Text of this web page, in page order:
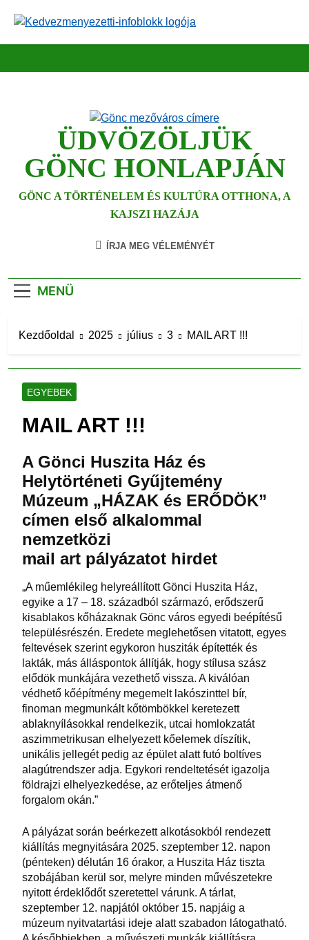
ÜDVÖZÖLJÜK
GÖNC HONLAPJÁN
GÖNC A TÖRTÉNELEM ÉS KULTÚRA OTTHONA, A
KAJSZI HAZÁJA
ÍRJA MEG VÉLEMÉNYÉT
MENÜ
Kezdőoldal 2025 július 3 MAIL ART !!!
EGYEBEK
MAIL ART !!!
A Gönci Huszita Ház és
Helytörténeti Gyűjtemény
Múzeum „HÁZAK és ERŐDÖK”
címen első alkalommal
nemzetközi
mail art pályázatot hirdet
„A műemlékileg helyreállított Gönci Huszita Ház,
egyike a 17 – 18. századból származó, erődszerű
kisablakos kőházaknak Gönc város egyedi beépítésű
településrészén. Eredete meglehetősen vitatott, egyes
feltevések szerint egykoron husziták építették és
lakták, más álláspontok állítják, hogy stílusa szász
elődök munkájára vezethető vissza. A kiválóan
védhető kőépítmény megemelt lakószinttel bír,
finoman megmunkált kőtömbökkel keretezett
ablaknyílásokkal rendelkezik, utcai homlokzatát
aszimmetrikusan elhelyezett kőelemek díszítik,
unikális jellegét pedig az épület alatt futó boltíves
alagútrendszer adja. Egykori rendeltetését igazolja
földrajzi elhelyezkedése, az erőteljes átmenő
forgalom okán.”
A pályázat során beérkezett alkotásokból rendezett
kiállítás megnyitására 2025. szeptember 12. napon
(pénteken) délután 16 órakor, a Huszita Ház tiszta
szobájában kerül sor, melyre minden művészetekre
nyitott érdeklődőt szeretettel várunk. A tárlat,
szeptember 12. napjától október 15. napjáig a
múzeum nyitvatartási ideje alatt szabadon látogatható.